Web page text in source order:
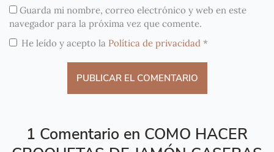
Guarda mi nombre, correo electrónico y web en este
navegador para la próxima vez que comente.
He leído y acepto la Política de privacidad *
1 Comentario en COMO HACER